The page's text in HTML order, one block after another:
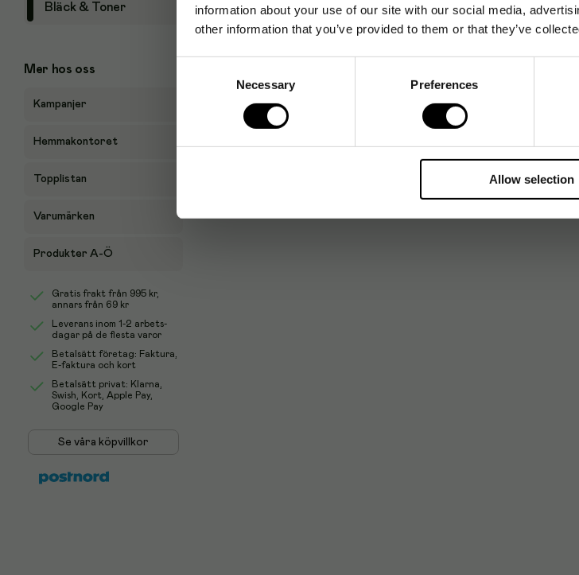
information about your use of our site with our social media,
other information that you’ve provided to them or that they’ve
Necessary Preferences
Allow selection
Bläck & Toner
Mer hos oss
Kampanjer
Hemmakontoret
Topplistan
Varumärken
Produkter A-Ö
Gratis frakt från 995 kr,
annars från 69 kr
Leverans inom 1-2 arbets-
dagar på de flesta varor
Betalsätt företag: Faktura,
E-faktura och kort
Betalsätt privat: Klarna,
Swish, Kort, Apple Pay,
Google Pay
Se våra köpvillkor